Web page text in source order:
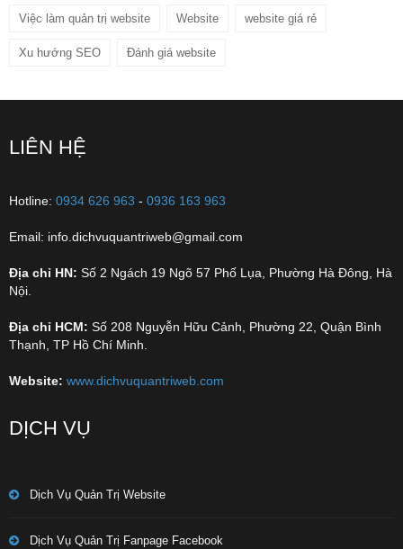
Việc làm quản trị website Website website giá rẻ
Xu hướng SEO Đánh giá website
LIÊN HỆ
Hotline: 0934 626 963 - 0936 163 963
Email: info.dichvuquantriweb@gmail.com
Địa chỉ HN: Số 2 Ngách 19 Ngõ 57 Phố Lụa, Phường Hà Đông, Hà
Nội.
Địa chỉ HCM: Số 208 Nguyễn Hữu Cảnh, Phường 22, Quận Bình
Thạnh, TP Hồ Chí Minh.
Website: www.dichvuquantriweb.com
DỊCH VỤ
Dịch Vụ Quản Trị Website
Dịch Vụ Quản Trị Fanpage Facebook